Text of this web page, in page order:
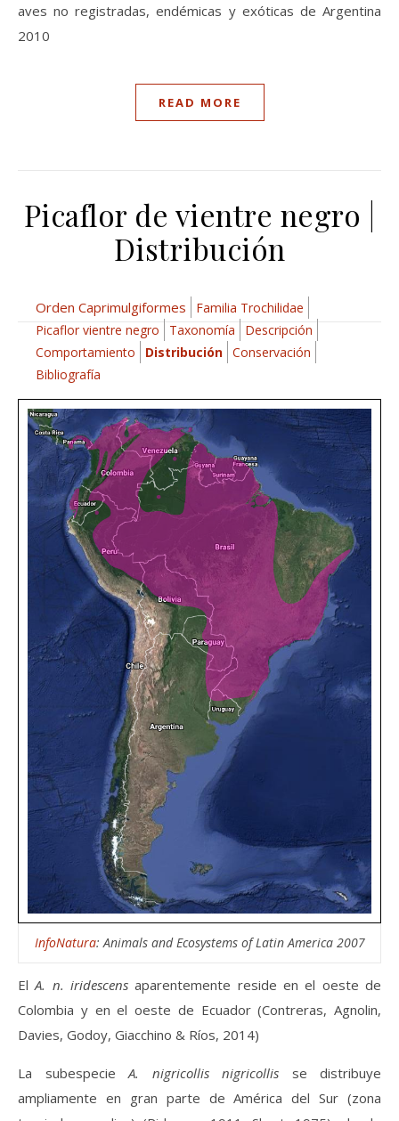
aves no registradas, endémicas y exóticas de Argentina
2010
READ MORE
Picaflor de vientre negro |
Distribución
Orden Caprimulgiformes
Familia Trochilidae
Picaflor vientre negro
Taxonomía
Descripción
Comportamiento
Distribución Conservación
Bibliografía
InfoNatura: Animals and Ecosystems of Latin America 2007
ElA. n. iridescensaparentemente reside en el oeste de
Colombia y en el oeste de Ecuador (Contreras, Agnolin,
Davies, Godoy, Giacchino & Ríos, 2014)
La subespecieA. nigricollis nigricollis se distribuye
ampliamente en gran parte de América del Sur (zona